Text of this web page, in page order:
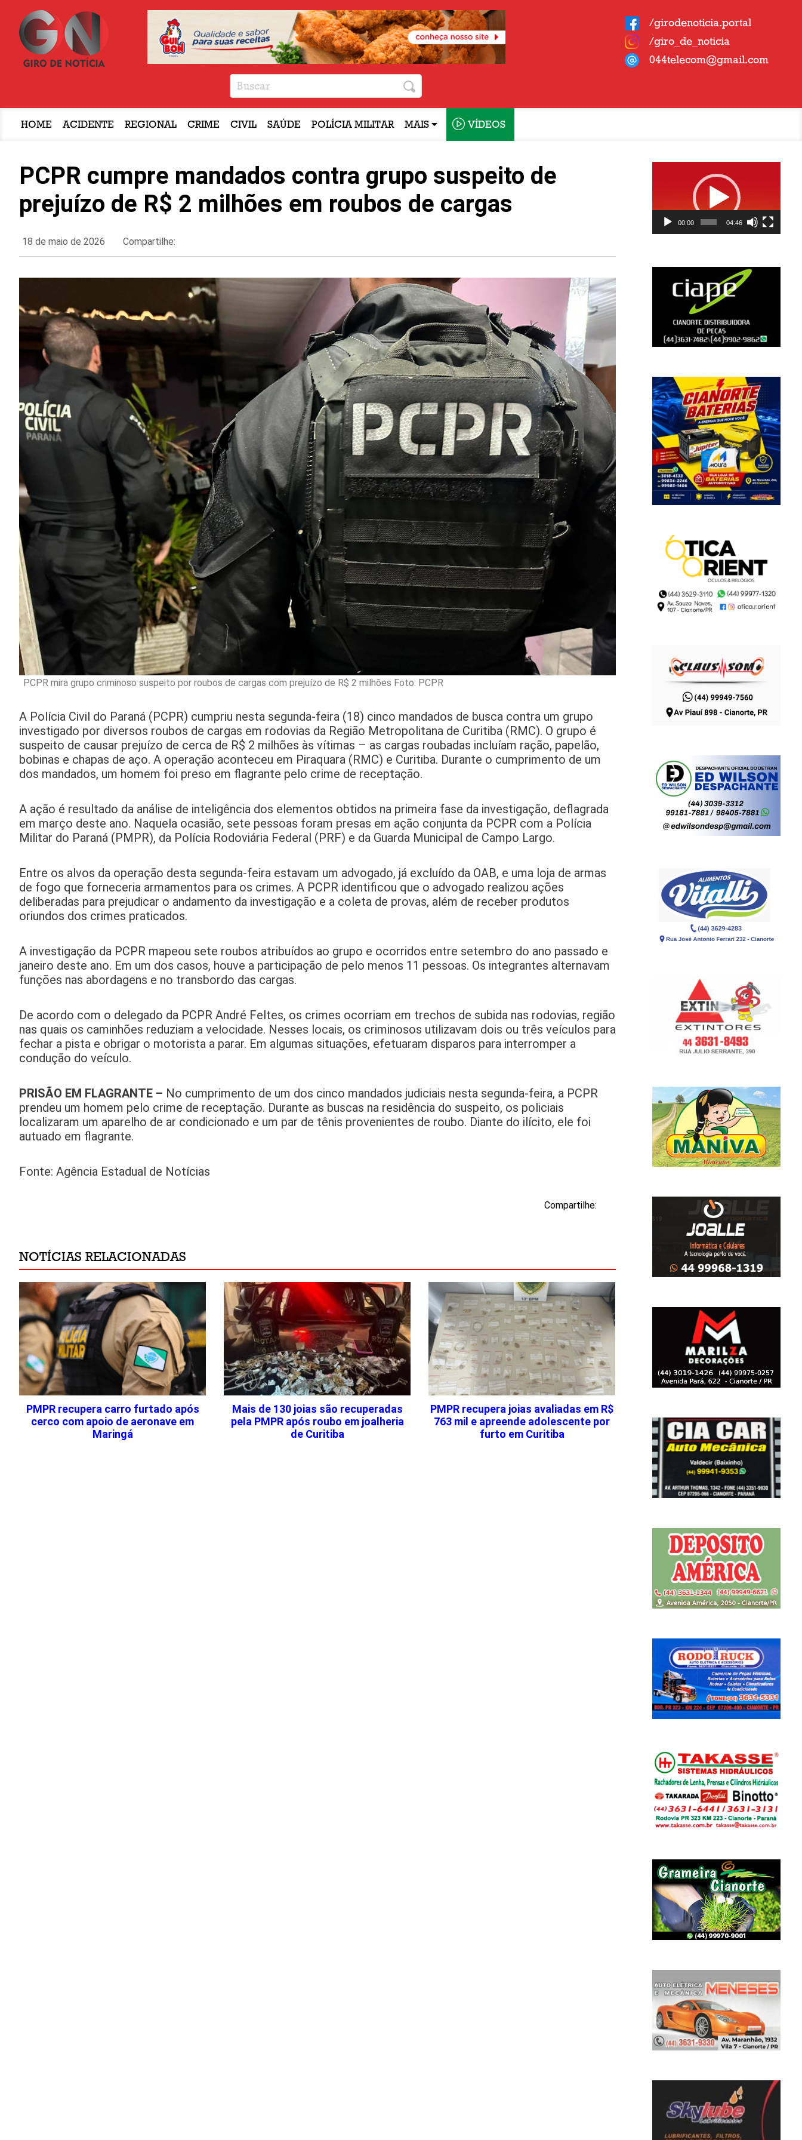
/girodenoticia.portal
/giro_de_noticia
044telecom@gmail.com
HOME ACIDENTE REGIONAL CRIME CIVIL SAÚDE POLÍCIA MILITAR MAIS VÍDEOS
PCPR cumpre mandados contra grupo suspeito de
prejuízo de R$ 2 milhões em roubos de cargas
18 de maio de 2026 Compartilhe:
PCPR mira grupo criminoso suspeito por roubos de cargas com prejuízo de R$ 2 milhões Foto: PCPR
A Polícia Civil do Paraná (PCPR) cumpriu nesta segunda-feira (18) cinco mandados de busca contra um grupo
investigado por diversos roubos de cargas em rodovias da Região Metropolitana de Curitiba (RMC). O grupo é
suspeito de causar prejuízo de cerca de R$ 2 milhões às vítimas – as cargas roubadas incluíam ração, papelão,
bobinas e chapas de aço. A operação aconteceu em Piraquara (RMC) e Curitiba. Durante o cumprimento de um
dos mandados, um homem foi preso em flagrante pelo crime de receptação.
A ação é resultado da análise de inteligência dos elementos obtidos na primeira fase da investigação, deflagrada
em março deste ano. Naquela ocasião, sete pessoas foram presas em ação conjunta da PCPR com a Polícia
Militar do Paraná (PMPR), da Polícia Rodoviária Federal (PRF) e da Guarda Municipal de Campo Largo.
Entre os alvos da operação desta segunda-feira estavam um advogado, já excluído da OAB, e uma loja de armas
de fogo que forneceria armamentos para os crimes. A PCPR identificou que o advogado realizou ações
deliberadas para prejudicar o andamento da investigação e a coleta de provas, além de receber produtos
oriundos dos crimes praticados.
A investigação da PCPR mapeou sete roubos atribuídos ao grupo e ocorridos entre setembro do ano passado e
janeiro deste ano. Em um dos casos, houve a participação de pelo menos 11 pessoas. Os integrantes alternavam
funções nas abordagens e no transbordo das cargas.
De acordo com o delegado da PCPR André Feltes, os crimes ocorriam em trechos de subida nas rodovias, região
nas quais os caminhões reduziam a velocidade. Nesses locais, os criminosos utilizavam dois ou três veículos para
fechar a pista e obrigar o motorista a parar. Em algumas situações, efetuaram disparos para interromper a
condução do veículo.
PRISÃO EM FLAGRANTE – No cumprimento de um dos cinco mandados judiciais nesta segunda-feira, a PCPR
prendeu um homem pelo crime de receptação. Durante as buscas na residência do suspeito, os policiais
localizaram um aparelho de ar condicionado e um par de tênis provenientes de roubo. Diante do ilícito, ele foi
autuado em flagrante.
Fonte: Agência Estadual de Notícias
Compartilhe:
NOTÍCIAS RELACIONADAS
PMPR recupera carro furtado após
cerco com apoio de aeronave em
Maringá
Mais de 130 joias são recuperadas
pela PMPR após roubo em joalheria
de Curitiba
PMPR recupera joias avaliadas em R$
763 mil e apreende adolescente por
furto em Curitiba
00:00 04:46